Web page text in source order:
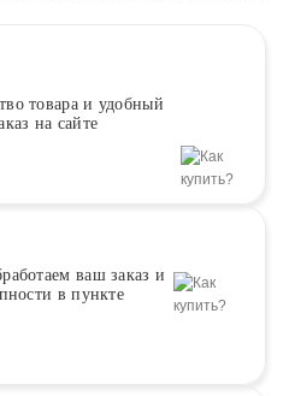
товара и удобный
на сайте
ваш заказ и
в пункте